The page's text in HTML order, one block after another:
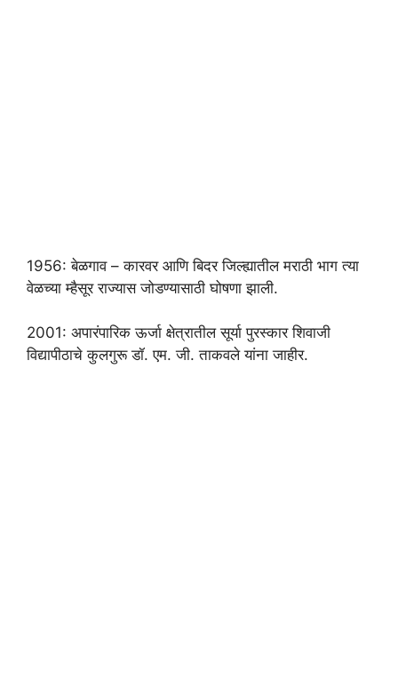
1956: बेळगाव – कारवर आणि बिदर जिल्ह्यातील मराठी भाग त्या
वेळच्या म्हैसूर राज्यास जोडण्यासाठी घोषणा झाली.
2001: अपारंपारिक ऊर्जा क्षेत्रातील सूर्या पुरस्कार शिवाजी
विद्यापीठाचे कुलगुरू डॉ. एम. जी. ताकवले यांना जाहीर.